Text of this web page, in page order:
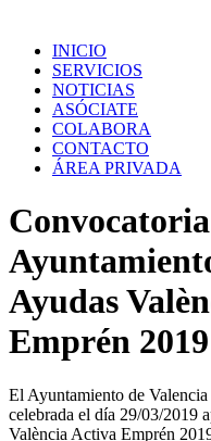
INICIO
SERVICIOS
NOTICIAS
ASÓCIATE
COLABORA
CONTACTO
ÁREA PRIVADA
Ayudas
Emprén 2019
El Ayuntamiento de
celebrada el día 29/03/2019
València Activa Emprén